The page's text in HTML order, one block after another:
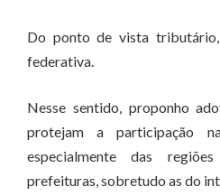
Do ponto de vista
federativa.
Nesse sentido, proponho
protejam a participação
especialmente das
prefeituras, sobretudo as do